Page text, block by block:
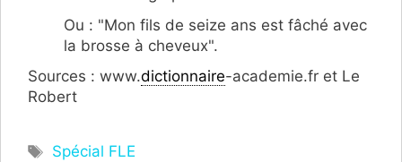
Ou : "Mon fils de seize ans est fâché avec
la brosse à cheveux".
Sources : www.dictionnaire-academie.fr et Le
Robert
Étiquettes
Spécial FLE